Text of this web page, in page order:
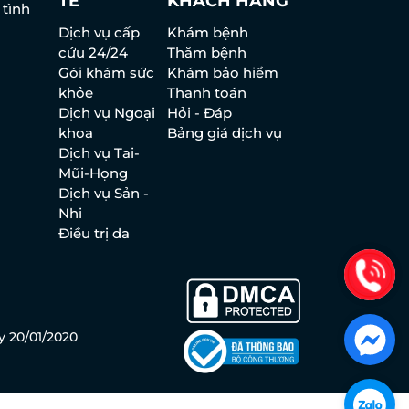
tình
Dịch vụ cấp
cứu 24/24
Gói khám sức
khỏe
Dịch vụ Ngoại
khoa
Dịch vụ Tai-
Mũi-Họng
Dịch vụ Sản -
Nhi
Điều trị da
Khám bệnh
Thăm bệnh
Khám bảo hiểm
Thanh toán
Hỏi - Đáp
Bảng giá dịch vụ
20/01/2020